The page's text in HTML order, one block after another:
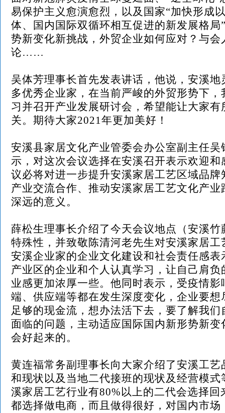
易保护主义愈演愈烈，以及国家“加快形成
体、国内国际双循环相互促进的新发展格局
势新变化新挑战，外贸企业如何应对？与会
论……
吴体芳理事长首先发表讲话，他说，安溪
多优秀企业家，在当前严峻的外贸形势下
习并召开产业发展研讨会，希望能让大家
关。期待大家2021年更加美好！
安溪县家居文化产业管委会办公室副主任吴
示，对这次会议选择在安溪召开表示欢迎
议必将对进一步提升安溪家居工艺区域品牌
产业交流合作、推动安溪家居工艺文化产
深远的意义。
薛松生理事长介绍了今天会议地点（安溪竹
特殊性，并致敬陈清河老先生对安溪家居工
安溪企业家的企业文化建设和社会责任感表
产业区的企业和个人认真学习，让自己肩
业感更加浓厚一些。他同时表示，受疫情
端、供应端等都在发生深度变化，企业要想
足够的现金流，想办法活下去，要了解我
面临的问题，主动适应国际国内新形势新
会好起来的。
黄连福常务副理事长向大家介绍了安溪工艺
和现状以及当地二代接班的现状及经营模式
溪家居工艺行业有80%以上的二代会选择回
都选择做电商，而且做得很好，对国内市场